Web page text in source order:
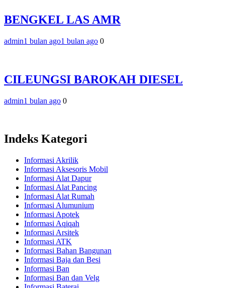
BENGKEL LAS AMR
admin1 bulan ago1 bulan ago 0
CILEUNGSI BAROKAH DIESEL
admin1 bulan ago 0
Indeks Kategori
Informasi Akrilik
Informasi Aksesoris Mobil
Informasi Alat Dapur
Informasi Alat Pancing
Informasi Alat Rumah
Informasi Alumunium
Informasi Apotek
Informasi Aqiqah
Informasi Arsitek
Informasi ATK
Informasi Bahan Bangunan
Informasi Baja dan Besi
Informasi Ban
Informasi Ban dan Velg